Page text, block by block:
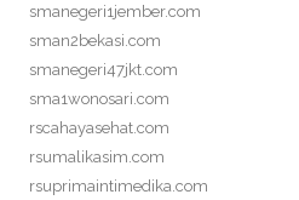
smanegeri1jember.com
sman2bekasi.com
smanegeri47jkt.com
sma1wonosari.com
rscahayasehat.com
rsumalikasim.com
rsuprimaintimedika.com